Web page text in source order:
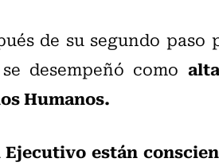
de su segundo
desempeñó como
Humanos.
están